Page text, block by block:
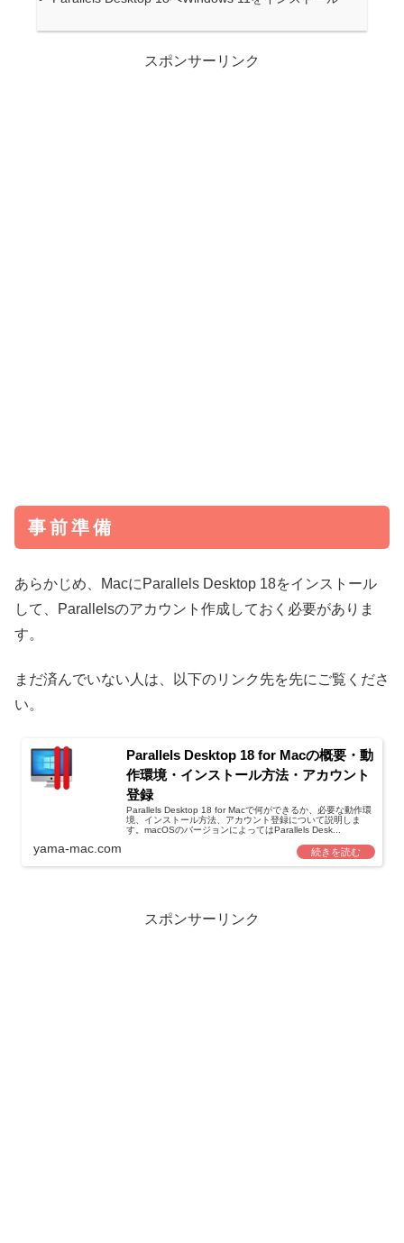
スポンサーリンク
事前準備
あらかじめ、MacにParallels Desktop 18をインストール
して、Parallelsのアカウント作成しておく必要がありま
す。
まだ済んでいない人は、以下のリンク先を先にご覧くださ
い。
Parallels Desktop 18 for Macの概要・動
作環境・インストール方法・アカウント
登録
Parallels Desktop 18 for Macで何ができるか、必要な動作環
境、インストール方法、アカウント登録について説明しま
す。macOSのバージョンによってはParallels Desk...
yama-mac.com
スポンサーリンク